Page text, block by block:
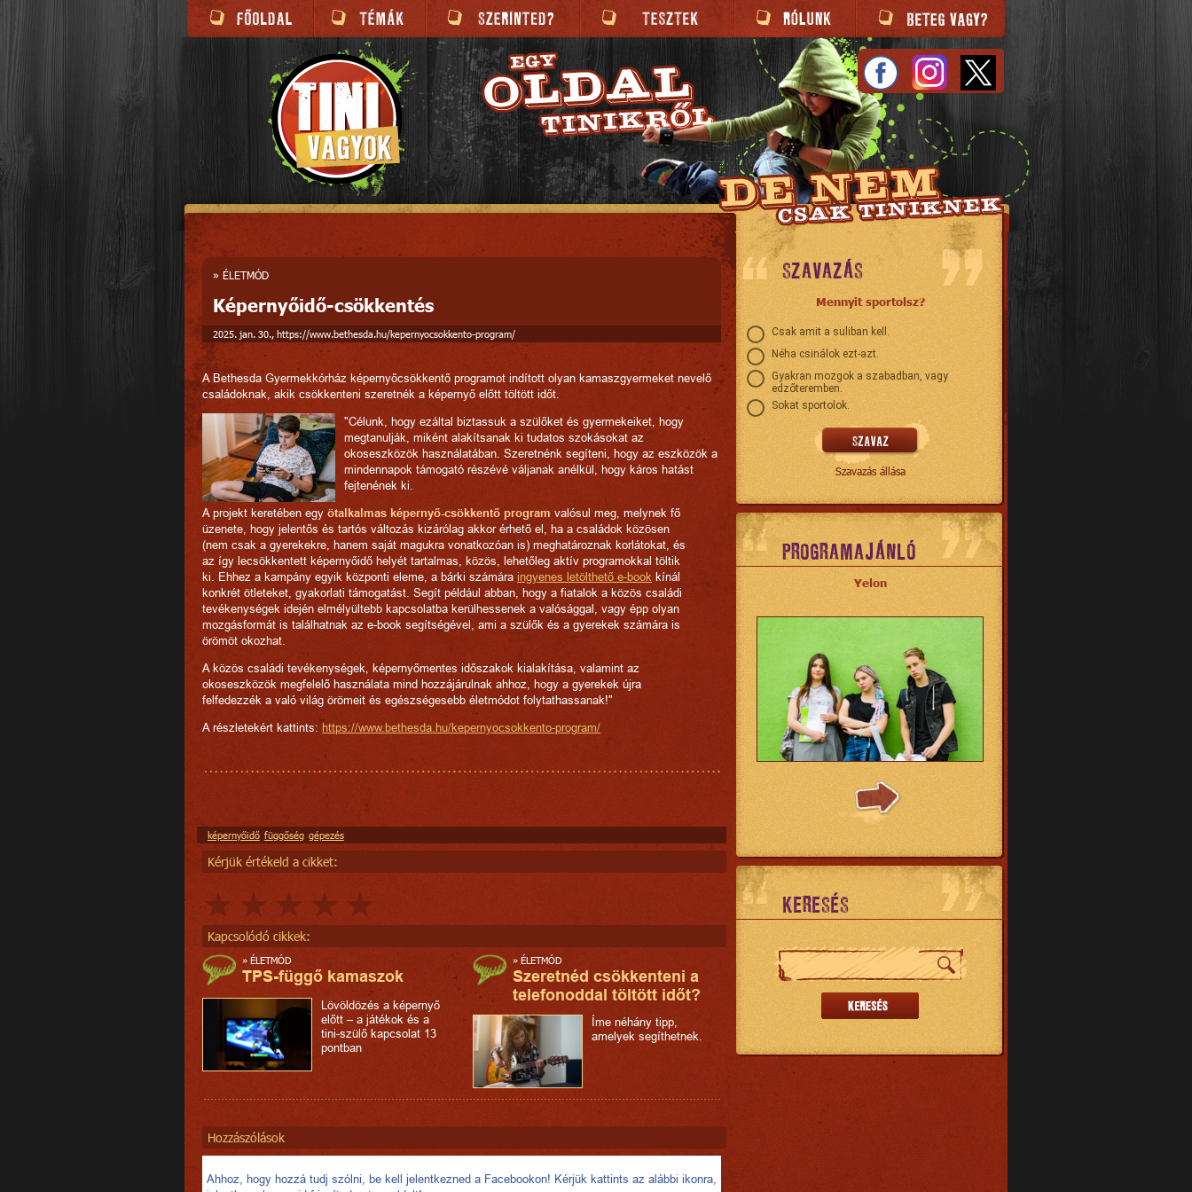
» ÉLETMÓD
Képernyőidő-csökkentés
2025. jan. 30., https://www.bethesda.hu/kepernyocsokkento-program/
A Bethesda Gyermekkórház képernyőcsökkentő programot indított olyan kamaszgyermeket nevelő
családoknak, akik csökkenteni szeretnék a képernyő előtt töltött időt.
"Célunk, hogy ezáltal biztassuk a szülőket és gyermekeiket, hogy
megtanulják, miként alakítsanak ki tudatos szokásokat az
okoseszközök használatában. Szeretnénk segíteni, hogy az eszközök a
mindennapok támogató részévé váljanak anélkül, hogy káros hatást
fejtenének ki.
A projekt keretében egy ötalkalmas képernyő-csökkentő program valósul meg, melynek fő
üzenete, hogy jelentős és tartós változás kizárólag akkor érhető el, ha a családok közösen
(nem csak a gyerekekre, hanem saját magukra vonatkozóan is) meghatároznak korlátokat, és
az így lecsökkentett képernyőidő helyét tartalmas, közös, lehetőleg aktív programokkal töltik
ki. Ehhez a kampány egyik központi eleme, a bárki számára ingyenes letölthető e-book kínál
konkrét ötleteket, gyakorlati támogatást. Segít például abban, hogy a fiatalok a közös családi
tevékenységek idején elmélyültebb kapcsolatba kerülhessenek a valósággal, vagy épp olyan
mozgásformát is találhatnak az e-book segítségével, ami a szülők és a gyerekek számára is
örömöt okozhat.
A közös családi tevékenységek, képernyőmentes időszakok kialakítása, valamint az
okoseszközök megfelelő használata mind hozzájárulnak ahhoz, hogy a gyerekek újra
felfedezzék a való világ örömeit és egészségesebb életmódot folytathassanak!"
A részletekért kattints:https://www.bethesda.hu/kepernyocsokkento-program/
képernyőidő függőség gépezés
Kérjük értékeld a cikket:
Kapcsolódó cikkek:
» ÉLETMÓD
TPS-függő kamaszok
Lövöldözés a képernyő
előtt – a játékok és a
tini-szülő kapcsolat 13
pontban
» ÉLETMÓD
Szeretnéd csökkenteni a
telefonoddal töltött időt?
Íme néhány tipp,
amelyek segíthetnek.
Hozzászólások
Ahhoz, hogy hozzá tudj szólni, be kell jelentkezned a Facebookon! Kérjük kattints az alábbi ikonra,
SZAVAZÁS
Mennyit sportolsz?
Csak amit a suliban kell.
Néha csinálok ezt-azt.
Gyakran mozgok a szabadban, vagy
edzőteremben.
Sokat sportolok.
Szavazás állása
PROGRAMAJÁNLÓ
Yelon
KERESÉS